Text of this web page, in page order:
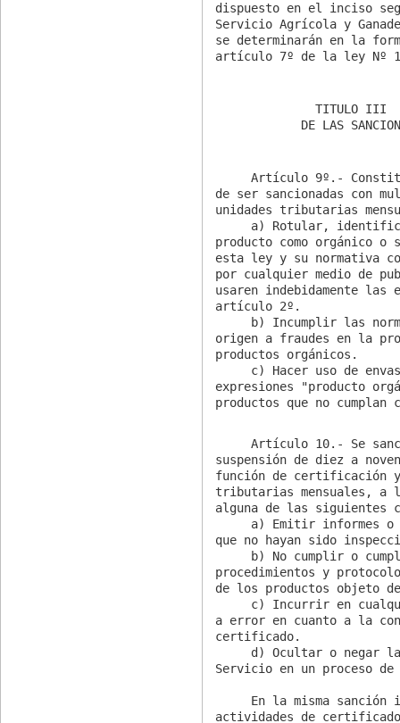
dispuesto en el inciso
Servicio Agrícola y
se determinarán en la
artículo 7º de la ley Nº
              TITULO III
     Artículo 9º.- Constituyen infracciones, susceptibles
de ser sancionadas con
unidades tributarias
producto como orgánico
esta ley y su normativa
por cualquier medio de
usaren indebidamente las
artículo 2º.
origen a fraudes en la
productos orgánicos.
expresiones "producto
productos que no
     Artículo 10.- Se sancionará con la medida de
suspensión de diez a
función de certificación y
tributarias mensuales, a
alguna de las siguientes
que no hayan sido
procedimientos y
de los productos objeto
a error en cuanto a la
certificado.
Servicio en un proceso
actividades de